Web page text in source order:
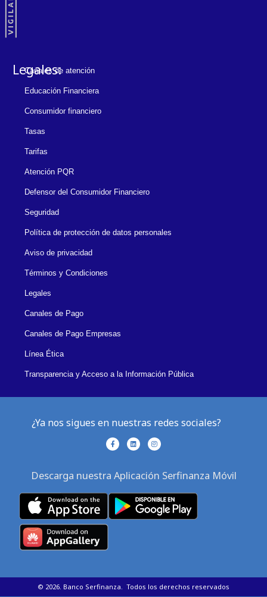
Legales:
Canales de atención
Educación Financiera
Consumidor financiero
Tasas
Tarifas
Atención PQR
Defensor del Consumidor Financiero
Seguridad
Política de protección de datos personales
Aviso de privacidad
Términos y Condiciones
Legales
Canales de Pago
Canales de Pago Empresas
Línea Ética
Transparencia y Acceso a la Información Pública
¿Ya nos sigues en nuestras redes sociales?
F
a
o
L
i
d
I
n
g
m
Descarga nuestra Aplicación Serfinanza Móvil
© 2026. Banco Serfinanza. Todos los derechos reservados